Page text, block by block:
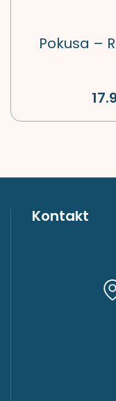
Pokusa –
Kontakt